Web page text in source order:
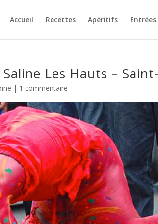
Accueil Recettes Apéritifs Entrées
Les Hauts –
| 1 commentaire